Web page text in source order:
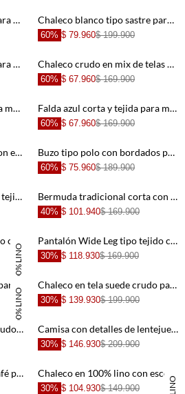
+ +
+
Camisa manga sisa negra para mujer
+
Chaleco blanco tipo sastre para mujer
60% $ 79.960$ 199.900
+
Camiseta strapless negra para mujer
+
Chaleco crudo en mix de telas para mujer
60% $ 67.960$ 169.900
+
Camiseta crop top roja para mujer
+
Falda azul corta y tejida para mujer
60% $ 67.960$ 169.900
+
Camiseta Strapless negra con escote elástico para mujer
+
Buzo tipo polo con bordados para mujer
60% $ 75.960$ 189.900
+
Camisa manga larga en tela tejida crudo para mujer
+
Bermuda tradicional corta con estampados localizados para mujer
40% $ 101.940$ 169.900
100% LINO
Pantalón Wide Leg tipo tejido con bordado para mujer
30% $ 118.930$ 169.900
100% LINO
Chaleco en tela suede crudo para mujer
30% $ 139.930$ 199.900
Short tiro alto con tablas crudo para mujer Camisa con detalles de lentejuelas y lino negra para mujer
30% $ 146.930$ 209.900
Falda corta en tela suede café para mujer
30% $ 104.930$ 149.900